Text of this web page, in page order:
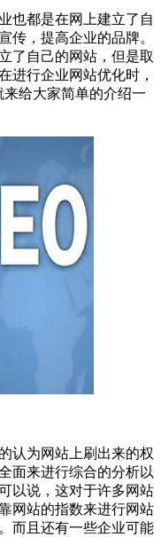
也都是在网上建立了自
传，提高企业的品牌。
了自己的网站，但是取
进行企业网站优化时，
给大家简单的介绍一
认为网站上刷出来的权
面来进行综合的分析以
以说，这对于许多网站
网站的指数来进行网站
而且还有一些企业可能